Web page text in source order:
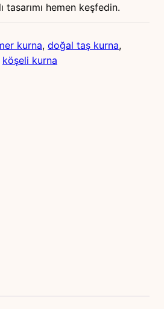
hemen keşfedin.
kurna, doğal taş kurna
köşeli kurna